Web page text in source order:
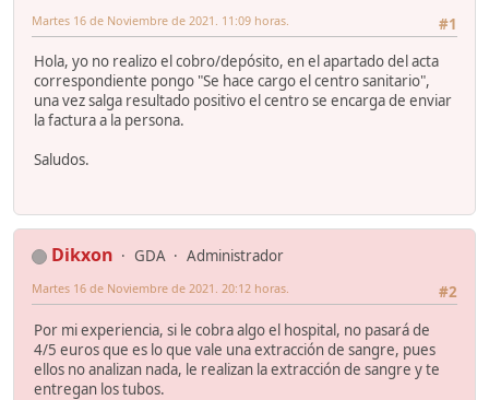
#1
Martes 16 de Noviembre de 2021. 11:09 horas.
Hola, yo no realizo el cobro/depósito, en el apartado del acta
correspondiente pongo "Se hace cargo el centro sanitario",
una vez salga resultado positivo el centro se encarga de enviar
la factura a la persona.
Saludos.
Dikxon GDA
Administrador
#2
Martes 16 de Noviembre de 2021. 20:12 horas.
Por mi experiencia, si le cobra algo el hospital, no pasará de
4/5 euros que es lo que vale una extracción de sangre, pues
ellos no analizan nada, le realizan la extracción de sangre y te
entregan los tubos.